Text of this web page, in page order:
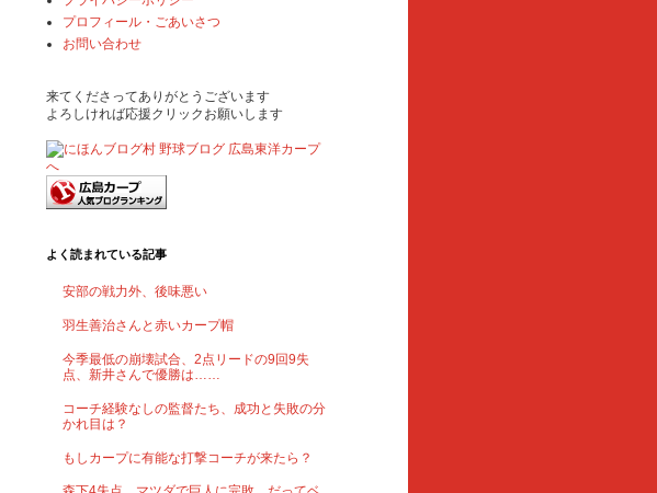
プロフィール・ごあいさつ
お問い合わせ
来てくださってありがとうございます
よろしければ応援クリックお願いします
よく読まれている記事
安部の戦力外、後味悪い
羽生善治さんと赤いカープ帽
今季最低の崩壊試合、2点リードの9回9失
点、新井さんで優勝は……
コーチ経験なしの監督たち、成功と失敗の分
かれ目は？
もしカープに有能な打撃コーチが来たら？